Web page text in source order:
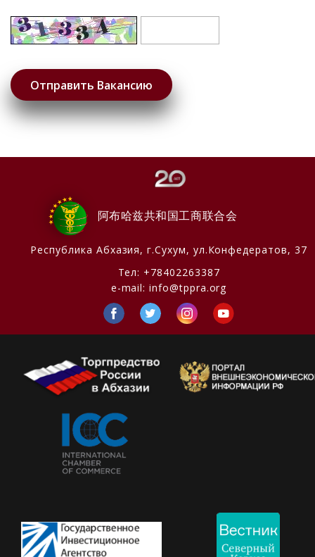
阿布哈兹共和国工商联合会
Республика Абхазия, г.Сухум, ул.Конфедератов, 37
Тел: +78402263387
e-mail:info@tppra.org